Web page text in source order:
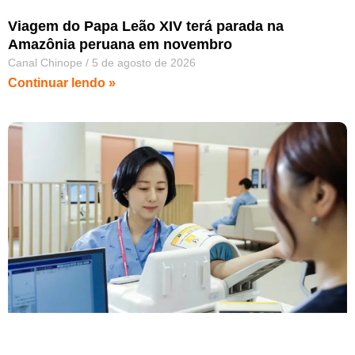
Viagem do Papa Leão XIV terá parada na
Amazônia peruana em novembro
Canal Chinope 5 de agosto de 2026
Continuar lendo »